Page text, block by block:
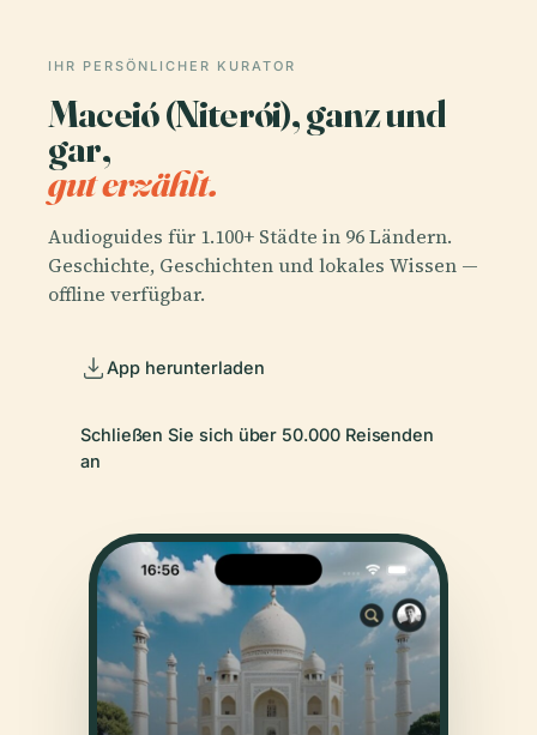
IHR PERSÖNLICHER KURATOR
Maceió (Niterói), ganz und
gar,
gut erzählt.
Audioguides für 1.100+ Städte in 96 Ländern.
Geschichte, Geschichten und lokales Wissen —
offline verfügbar.
App herunterladen
Schließen Sie sich über 50.000 Reisenden
an